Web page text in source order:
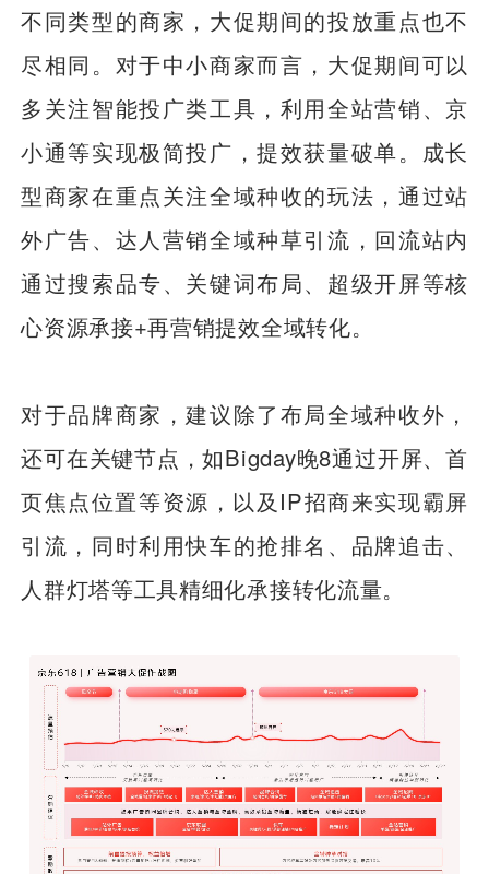
不同类型的商家，大促期间的投放重点也不
尽相同。对于中小商家而言，大促期间可以
多关注智能投广类工具，利用全站营销、京
小通等实现极简投广，提效获量破单。成长
型商家在重点关注全域种收的玩法，通过站
外广告、达人营销全域种草引流，回流站内
通过搜索品专、关键词布局、超级开屏等核
心资源承接+再营销提效全域转化。
对于品牌商家，建议除了布局全域种收外，
还可在关键节点，如Bigday晚8通过开屏、首
页焦点位置等资源，以及IP招商来实现霸屏
引流，同时利用快车的抢排名、品牌追击、
人群灯塔等工具精细化承接转化流量。